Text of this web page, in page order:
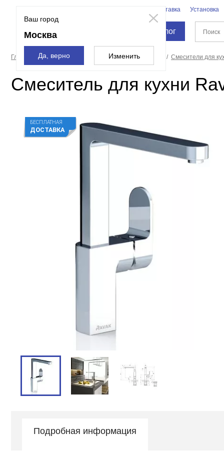
Ваш город
Москва
Да, верно Изменить
Доставка Установка
Каталог
Главная страница Смесители и души Смесители Смесители для
Смеситель для кухни
БЕСПЛАТНАЯ
ДОСТАВКА
Подробная информация